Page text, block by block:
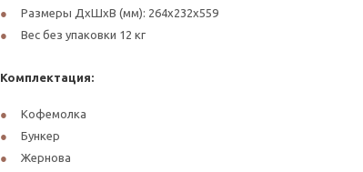
Размеры ДхШхВ (мм): 264х232х559
Вес без упаковки 12 кг
Комплектация:
Кофемолка
Бункер
Жернова